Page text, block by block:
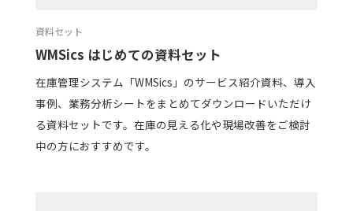
資料セット
WMSics はじめての資料セット
在庫管理システム「WMSics」のサービス紹介資料、導入
事例、業務分析シートをまとめてダウンロードいただけ
る資料セットです。在庫の見える化や現場改善をご検討
中の方におすすめです。